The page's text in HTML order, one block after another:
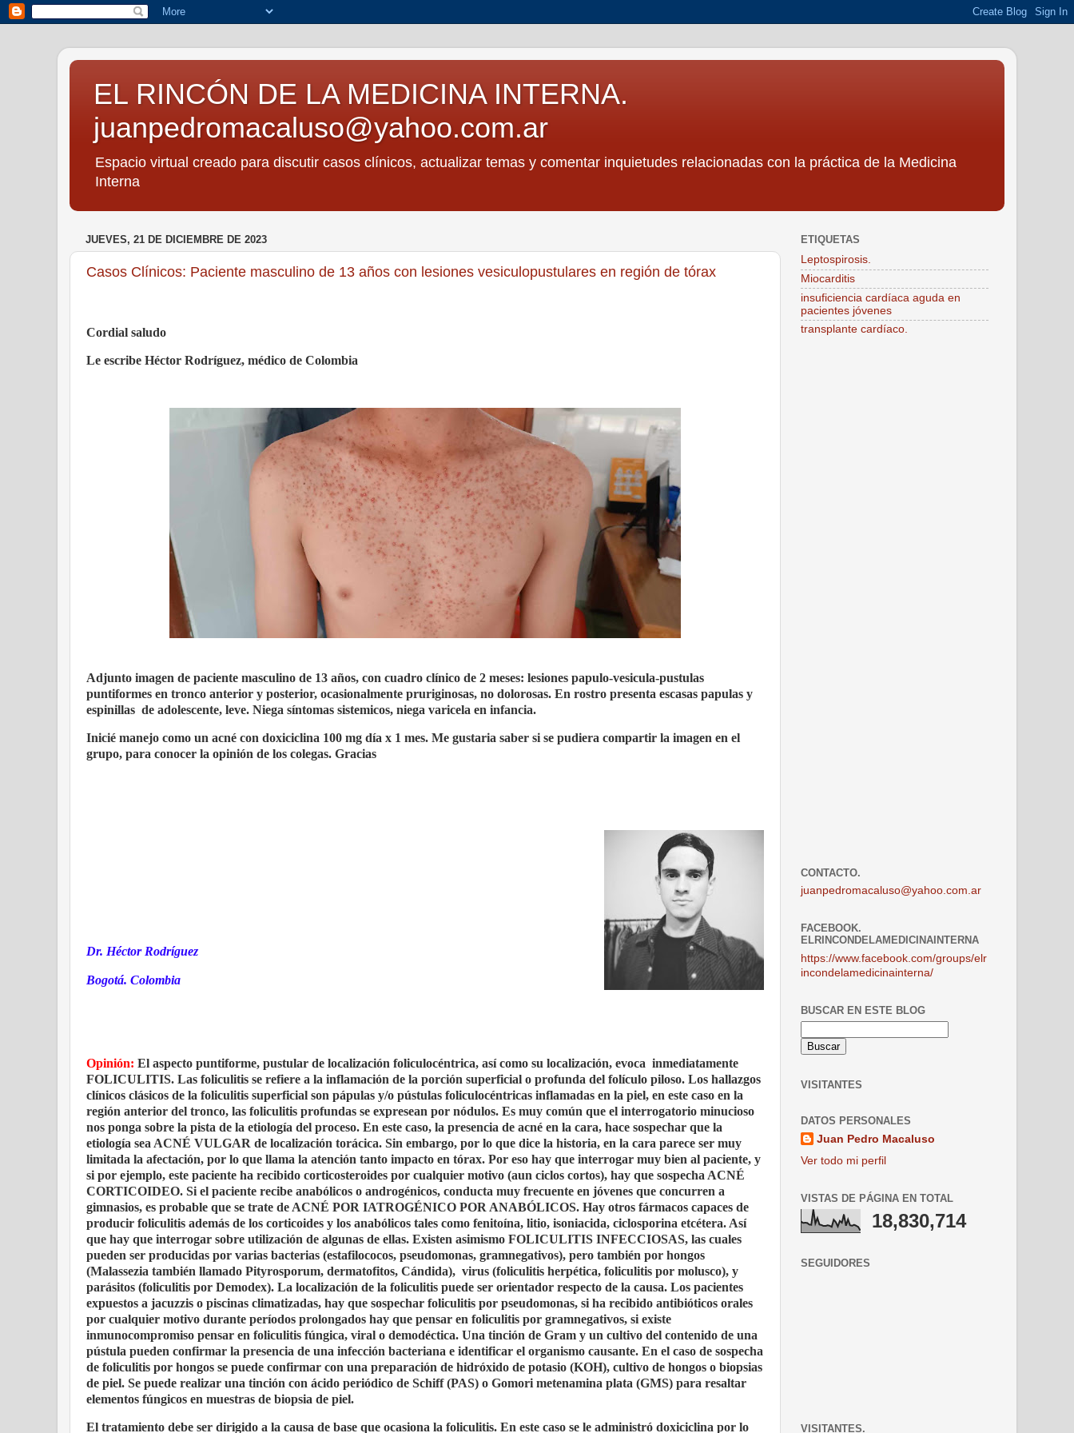
EL RINCÓN DE LA MEDICINA INTERNA.
juanpedromacaluso@yahoo.com.ar
Espacio virtual creado para discutir casos clínicos, actualizar temas y comentar inquietudes relacionadas con la práctica de la Medicina
Interna
JUEVES, 21 DE DICIEMBRE DE 2023
Casos Clínicos: Paciente masculino de 13 años con lesiones vesiculopustulares en región de tórax
Cordial saludo
Le escribe Héctor Rodríguez, médico de Colombia
Adjunto imagen de paciente masculino de 13 años, con cuadro clínico de 2 meses: lesiones papulo-vesicula-pustulas
puntiformes en tronco anterior y posterior, ocasionalmente pruriginosas, no dolorosas. En rostro presenta escasas papulas y
espinillas de adolescente, leve. Niega síntomas sistemicos, niega varicela en infancia.
Inicié manejo como un acné con doxiciclina 100 mg día x 1 mes. Me gustaria saber si se pudiera compartir la imagen en el
grupo, para conocer la opinión de los colegas. Gracias
Dr. Héctor Rodríguez
Bogotá. Colombia
Opinión: El aspecto puntiforme, pustular de localización foliculocéntrica, así como su localización, evoca inmediatamente
FOLICULITIS. Las foliculitis se refiere a la inflamación de la porción superficial o profunda del folículo piloso. Los hallazgos
clínicos clásicos de la foliculitis superficial son pápulas y/o pústulas foliculocéntricas inflamadas en la piel, en este caso en la
región anterior del tronco, las foliculitis profundas se expresean por nódulos. Es muy común que el interrogatorio minucioso
nos ponga sobre la pista de la etiología del proceso. En este caso, la presencia de acné en la cara, hace sospechar que la
etiología sea ACNÉ VULGAR de localización torácica. Sin embargo, por lo que dice la historia, en la cara parece ser muy
limitada la afectación, por lo que llama la atención tanto impacto en tórax. Por eso hay que interrogar muy bien al paciente, y
si por ejemplo, este paciente ha recibido corticosteroides por cualquier motivo (aun ciclos cortos), hay que sospecha ACNÉ
CORTICOIDEO. Si el paciente recibe anabólicos o androgénicos, conducta muy frecuente en jóvenes que concurren a
gimnasios, es probable que se trate de ACNÉ POR IATROGÉNICO POR ANABÓLICOS. Hay otros fármacos capaces de
producir foliculitis además de los corticoides y los anabólicos tales como fenitoína, litio, isoniacida, ciclosporina etcétera. Así
que hay que interrogar sobre utilización de algunas de ellas. Existen asimismo FOLICULITIS INFECCIOSAS, las cuales
pueden ser producidas por varias bacterias (estafilococos, pseudomonas, gramnegativos), pero también por hongos
(Malassezia también llamado Pityrosporum, dermatofitos, Cándida), virus (foliculitis herpética, foliculitis por molusco), y
parásitos (foliculitis por Demodex). La localización de la foliculitis puede ser orientador respecto de la causa. Los pacientes
expuestos a jacuzzis o piscinas climatizadas, hay que sospechar foliculitis por pseudomonas, si ha recibido antibióticos orales
por cualquier motivo durante períodos prolongados hay que pensar en foliculitis por gramnegativos, si existe
inmunocompromiso pensar en foliculitis fúngica, viral o demodéctica. Una tinción de Gram y un cultivo del contenido de una
pústula pueden confirmar la presencia de una infección bacteriana e identificar el organismo causante. En el caso de sospecha
de foliculitis por hongos se puede confirmar con una preparación de hidróxido de potasio (KOH), cultivo de hongos o biopsias
de piel. Se puede realizar una tinción con ácido periódico de Schiff (PAS) o Gomori metenamina plata (GMS) para resaltar
elementos fúngicos en muestras de biopsia de piel.
El tratamiento debe ser dirigido a la causa de base que ocasiona la foliculitis. En este caso se le administró doxiciclina por lo
ETIQUETAS
Leptospirosis.
Miocarditis
insuficiencia cardíaca aguda en
pacientes jóvenes
transplante cardíaco.
CONTACTO.
juanpedromacaluso@yahoo.com.ar
FACEBOOK.
ELRINCONDELAMEDICINAINTERNA
https://www.facebook.com/groups/elr
incondelamedicinainterna/
BUSCAR EN ESTE BLOG
VISITANTES
DATOS PERSONALES
Juan Pedro Macaluso
Ver todo mi perfil
VISTAS DE PÁGINA EN TOTAL
18,830,714
SEGUIDORES
VISITANTES.